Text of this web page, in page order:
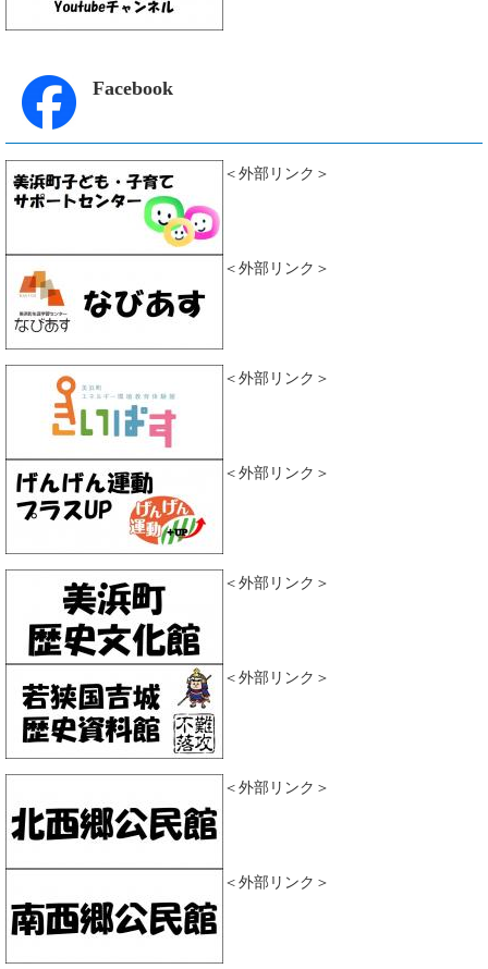
Facebook
＜外部リンク＞
＜外部リンク＞
＜外部リンク＞
＜外部リンク＞
＜外部リンク＞
＜外部リンク＞
＜外部リンク＞
＜外部リンク＞